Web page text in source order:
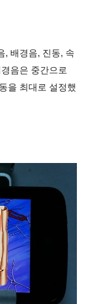
, 배경음, 진동, 속
음은 중간으로
을 최대로 설정했